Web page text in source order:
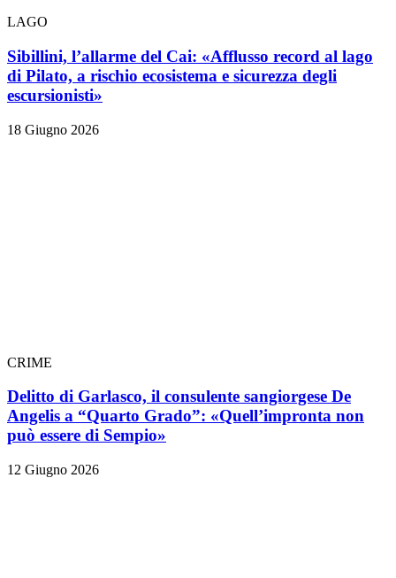
LAGO
Sibillini, l’allarme del Cai: «Afflusso record al lago
di Pilato, a rischio ecosistema e sicurezza degli
escursionisti»
18 Giugno 2026
CRIME
Delitto di Garlasco, il consulente sangiorgese De
Angelis a “Quarto Grado”: «Quell’impronta non
può essere di Sempio»
12 Giugno 2026